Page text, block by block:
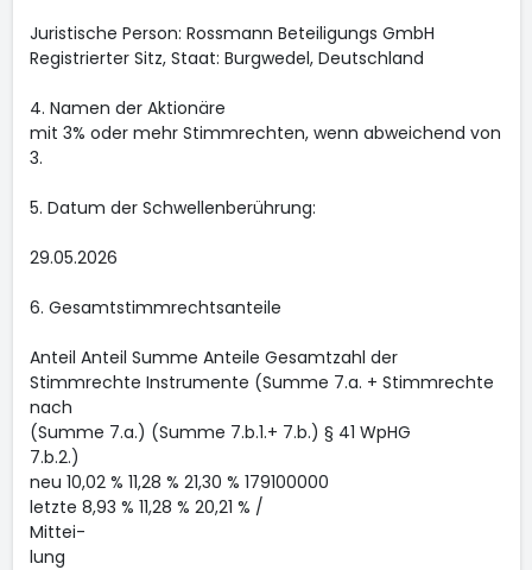
Juristische Person: Rossmann Beteiligungs GmbH
Registrierter Sitz, Staat: Burgwedel, Deutschland
4. Namen der Aktionäre
mit 3% oder mehr Stimmrechten, wenn abweichend von
3.
5. Datum der Schwellenberührung:
29.05.2026
6. Gesamtstimmrechtsanteile
Anteil Anteil Summe Anteile Gesamtzahl der
Stimmrechte Instrumente (Summe 7.a. + Stimmrechte
nach
(Summe 7.a.) (Summe 7.b.1.+ 7.b.) § 41 WpHG
7.b.2.)
neu 10,02 % 11,28 % 21,30 % 179100000
letzte 8,93 % 11,28 % 20,21 % /
Mittei-
lung